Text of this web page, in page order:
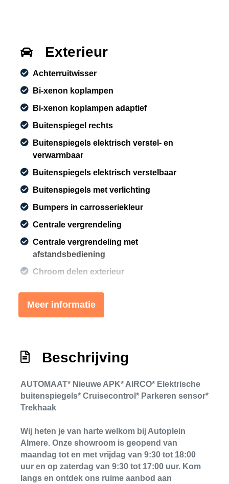
Exterieur
Achterruitwisser
Bi-xenon koplampen
Bi-xenon koplampen adaptief
Buitenspiegel rechts
Buitenspiegels elektrisch verstel- en
verwarmbaar
Buitenspiegels elektrisch verstelbaar
Buitenspiegels met verlichting
Bumpers in carrosseriekleur
Centrale vergrendeling
Centrale vergrendeling met
afstandsbediening
Chroom delen exterieur
Dimlichten automatisch
Lichtmetalen velgen 16"
Mistlampen voor adaptief
Onderhoudsboekje
Sportvelgen
Trekhaak
Trekhaak met afneembare kogel
Warmtewerend glas
Meer informatie
Beschrijving
AUTOMAAT* Nieuwe APK* AIRCO* Elektrische
buitenspiegels* Cruisecontrol* Parkeren sensor*
Trekhaak
Wij heten je van harte welkom bij Autoplein
Almere. Onze showroom is geopend van
maandag tot en met vrijdag van 9:30 tot 18:00
uur en op zaterdag van 9:30 tot 17:00 uur. Kom
langs en ontdek ons ruime aanbod aan